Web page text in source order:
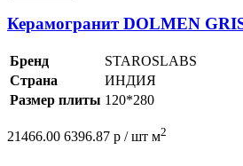
Керамогранит DOLMEN
Бренд
STAROSLABS
Страна
ИНДИЯ
Размер плиты 120*280
21466.00 6396.87 р / шт м2